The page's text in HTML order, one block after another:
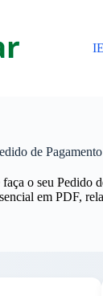
de
o seu Pedido
em PDF,